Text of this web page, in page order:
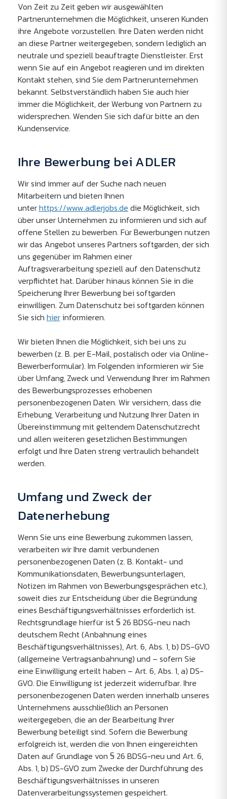
Von Zeit zu Zeit geben wir ausgewählten
Partnerunternehmen die Möglichkeit, unseren Kunden
ihre Angebote vorzustellen. Ihre Daten werden nicht
an diese Partner weitergegeben, sondern lediglich an
neutrale und speziell beauftragte Dienstleister. Erst
wenn Sie auf ein Angebot reagieren und im direkten
Kontakt stehen, sind Sie dem Partnerunternehmen
bekannt. Selbstverständlich haben Sie auch hier
immer die Möglichkeit, der Werbung von Partnern zu
widersprechen. Wenden Sie sich dafür bitte an den
Kundenservice.
Ihre Bewerbung bei ADLER
Wir sind immer auf der Suche nach neuen
Mitarbeitern und bieten Ihnen
unterhttps://www.adlerjobs.de die Möglichkeit, sich
über unser Unternehmen zu informieren und sich auf
offene Stellen zu bewerben. Für Bewerbungen nutzen
wir das Angebot unseres Partners softgarden, der sich
uns gegenüber im Rahmen einer
Auftragsverarbeitung speziell auf den Datenschutz
verpflichtet hat. Darüber hinaus können Sie in die
Speicherung Ihrer Bewerbung bei softgarden
einwilligen. Zum Datenschutz bei softgarden können
Sie sich hierinformieren.
Wir bieten Ihnen die Möglichkeit, sich bei uns zu
bewerben (z. B. per E-Mail, postalisch oder via Online-
Bewerberformular). Im Folgenden informieren wir Sie
über Umfang, Zweck und Verwendung Ihrer im Rahmen
des Bewerbungsprozesses erhobenen
personenbezogenen Daten. Wir versichern, dass die
Erhebung, Verarbeitung und Nutzung Ihrer Daten in
Übereinstimmung mit geltendem Datenschutzrecht
und allen weiteren gesetzlichen Bestimmungen
erfolgt und Ihre Daten streng vertraulich behandelt
werden.
Umfang und Zweck der
Datenerhebung
Wenn Sie uns eine Bewerbung zukommen lassen,
verarbeiten wir Ihre damit verbundenen
personenbezogenen Daten (z. B. Kontakt- und
Kommunikationsdaten, Bewerbungsunterlagen,
Notizen im Rahmen von Bewerbungsgesprächen etc.),
soweit dies zur Entscheidung über die Begründung
eines Beschäftigungsverhältnisses erforderlich ist.
Rechtsgrundlage hierfür ist § 26 BDSG-neu nach
deutschem Recht (Anbahnung eines
Beschäftigungsverhältnisses), Art. 6, Abs. 1, b) DS-GVO
(allgemeine Vertragsanbahnung) und – sofern Sie
eine Einwilligung erteilt haben – Art. 6, Abs. 1, a) DS-
GVO. Die Einwilligung ist jederzeit widerrufbar. Ihre
personenbezogenen Daten werden innerhalb unseres
Unternehmens ausschließlich an Personen
weitergegeben, die an der Bearbeitung Ihrer
Bewerbung beteiligt sind. Sofern die Bewerbung
erfolgreich ist, werden die von Ihnen eingereichten
Daten auf Grundlage von § 26 BDSG-neu und Art. 6,
Abs. 1, b) DS-GVO zum Zwecke der Durchführung des
Beschäftigungsverhältnisses in unseren
Datenverarbeitungssystemen gespeichert.